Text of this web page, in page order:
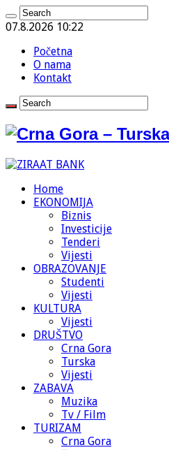
07.8.2026 10:22
Početna
O nama
Kontakt
Home
EKONOMIJA
Biznis
Investicije
Tenderi
Vijesti
OBRAZOVANJE
Studenti
Vijesti
KULTURA
Vijesti
DRUŠTVO
Crna Gora
Turska
Vijesti
ZABAVA
Muzika
Tv / Film
TURIZAM
Crna Gora